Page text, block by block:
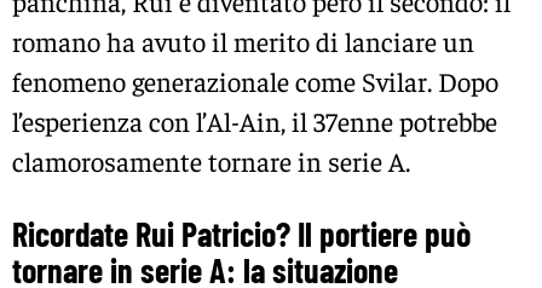
romano ha avuto il merito di lanciare un
fenomeno generazionale come Svilar. Dopo
l’esperienza con l’Al-Ain, il 37enne potrebbe
clamorosamente tornare in serie A.
Ricordate Rui Patricio? Il portiere può
tornare in serie A: la situazione